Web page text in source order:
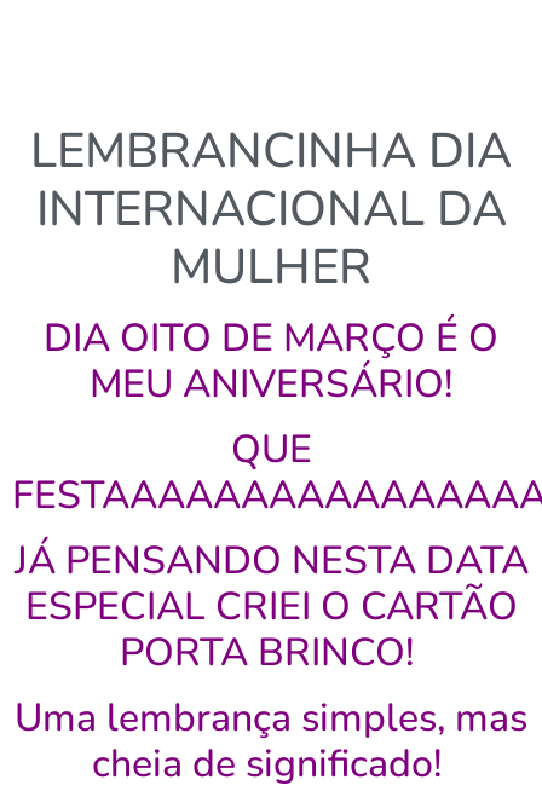
LEMBRANCINHA DIA
INTERNACIONAL DA
MULHER
DIA OITO DE MARÇO É O
MEU ANIVERSÁRIO!
QUE
JÁ PENSANDO NESTA DATA
ESPECIAL CRIEI O CARTÃO
PORTA BRINCO!
Uma lembrança simples, mas
cheia de significado!